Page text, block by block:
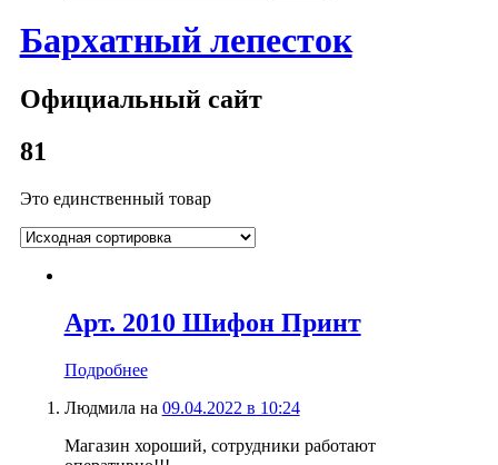
Бархатный лепесток
Официальный сайт
81
Это единственный товар
Арт. 2010 Шифон Принт
Подробнее
Людмила на 09.04.2022 в 10:24
Магазин хороший, сотрудники работают